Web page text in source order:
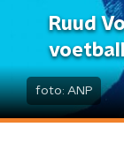
Ruud
foto: ANP